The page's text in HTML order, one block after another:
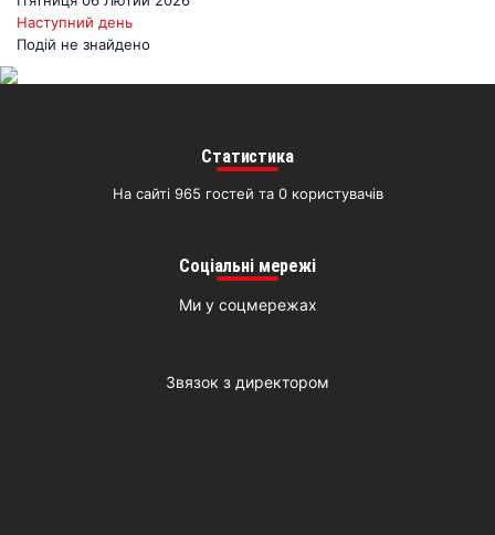
Наступний день
Подій не знайдено
Статистика
На сайті 965 гостей та 0 користувачів
Соціальні мережі
Ми у соцмережах
Звязок з директором